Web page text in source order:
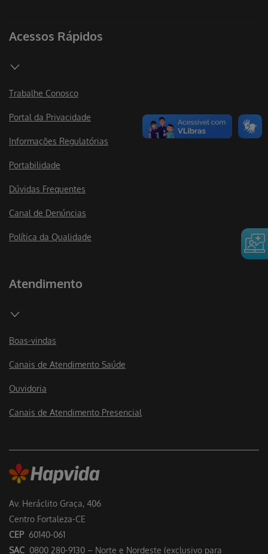
Av. Heráclito Graça, 406
Centro Fortaleza-CE
CEP 60140-061
SAC 0800 280-9130 – Norte e Nordeste (exclusivo para
Acessos Rápidos
Trabalhe Conosco
Portal da Privacidade
Informações Regulatórias
Portabilidade
Dúvidas Frequentes
Canal de Denúncias
Política da Qualidade
Atendimento
Boas-vindas
Canais de Atendimento Saúde
Ouvidoria
Canais de Atendimento Presencial